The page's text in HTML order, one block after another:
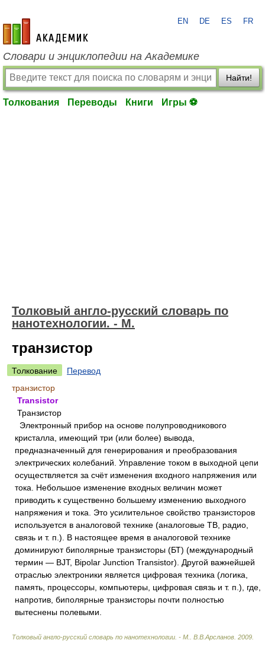
academic.ru
EN DE ES FR
Словари и энциклопедии на Академике
Найти!
Толкования Переводы Книги Игры ⚽
Толковый англо-русский словарь по
нанотехнологии. - М.
транзистор
Толкование
Перевод
транзистор
Transistor
Транзистор
Электронный прибор на основе полупроводникового
кристалла, имеющий три (или более) вывода,
предназначенный для генерирования и преобразования
электрических колебаний. Управление током в выходной цепи
осуществляется за счёт изменения входного напряжения или
тока. Небольшое изменение входных величин может
приводить к существенно большему изменению выходного
напряжения и тока. Это усилительное свойство транзисторов
используется в аналоговой технике (аналоговые ТВ, радио,
связь и т. п.). В настоящее время в аналоговой технике
доминируют биполярные транзисторы (БТ) (международный
термин — BJT, Bipolar Junction Transistor). Другой важнейшей
отраслью электроники является цифровая техника (логика,
память, процессоры, компьютеры, цифровая связь и т. п.), где,
напротив, биполярные транзисторы почти полностью
вытеснены полевыми.
Толковый англо-русский словарь по нанотехнологии. - М. В.В.Арсланов 2009